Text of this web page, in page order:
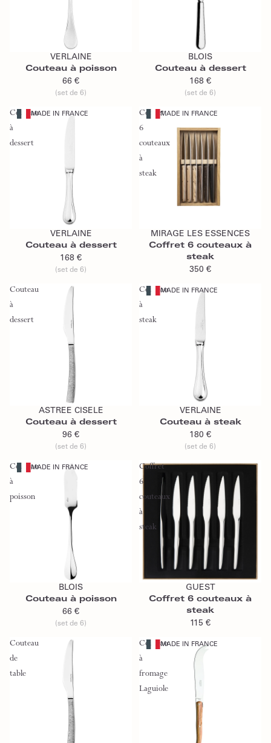
Ajouter au panier
VERLAINE
Couteau à poisson
66 €
(set de 6)
Ajouter au panier
BLOIS
Couteau à dessert
168 €
(set de 6)
Couteau
à
dessert
MADE IN FRANCE
Ajouter au panier
VERLAINE
Couteau à dessert
168 €
(set de 6)
Coffret
6
couteaux
à
steak
MADE IN FRANCE
MIRAGE LES ESSENCES
Coffret 6 couteaux à
steak
350 €
Couteau
à
dessert
Ajouter au panier
ASTREE CISELE
Couteau à dessert
96 €
(set de 6)
Couteau
à
steak
MADE IN FRANCE
Ajouter au panier
VERLAINE
Couteau à steak
180 €
(set de 6)
Couteau
à
poisson
MADE IN FRANCE
Ajouter au panier
BLOIS
Couteau à poisson
66 €
(set de 6)
Coffret
6
couteaux
à
steak
Ajouter au panier
GUEST
Coffret 6 couteaux à
steak
115 €
Couteau
de
table
Couteau
à
fromage
Laguiole
MADE IN FRANCE